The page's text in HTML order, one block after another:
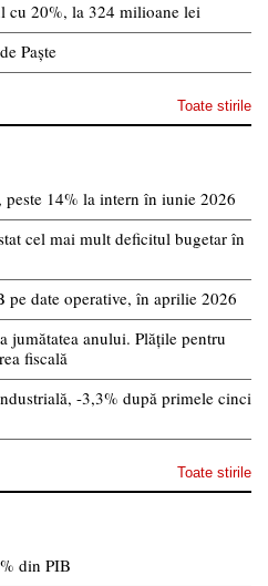
cu 20%, la 324 milioane lei
Paște
Toate stirile
peste 14% la intern în iunie 2026
cel mai mult deficitul bugetar în
date operative, în aprilie 2026
jumătatea anului. Plățile pentru
fiscală
-3,3% după primele cinci
Toate stirile
din PIB